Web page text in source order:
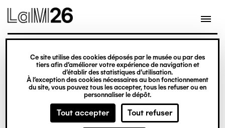
Gestion des cookies
Ce site utilise des cookies déposés par le musée ou par des
tiers afin d’améliorer votre expérience de navigation et
d’établir des statistiques d’utilisation.
À l’exception des cookies nécessaires au bon fonctionnement
du site, vous pouvez tous les accepter, tous les refuser ou en
personnaliser le dépôt.
Tout accepter Tout refuser
La collection en
ligne